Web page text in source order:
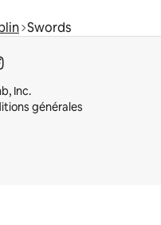
Swords
Inc.
générales